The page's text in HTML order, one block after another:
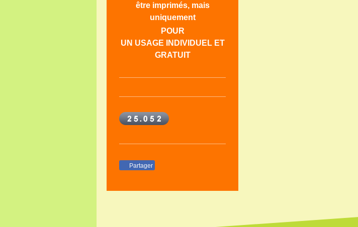
être imprimés, mais
uniquement
POUR
UN USAGE INDIVIDUEL ET
GRATUIT
Partager